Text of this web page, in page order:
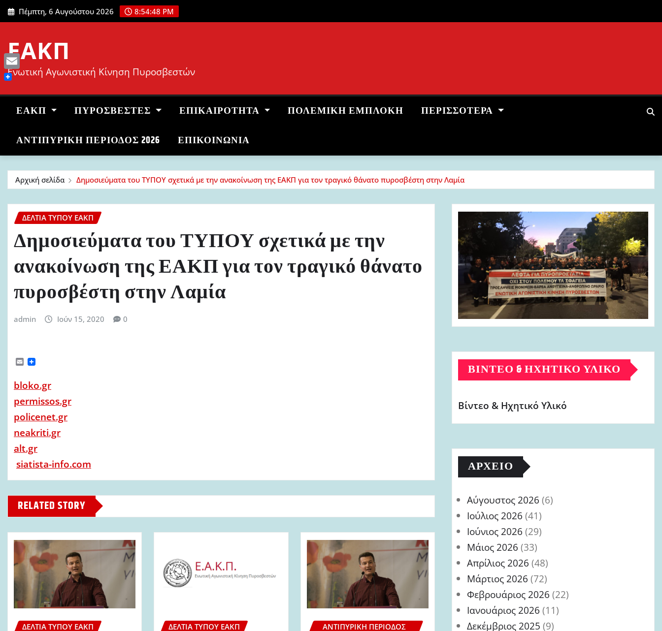
Μετάβαση
στο
Πέμπτη, 6 Αυγούστου 2026 8:54:49 PM
ΕΑΚΠ
Ενωτική Αγωνιστική Κίνηση Πυροσβεστών
ΕΑΚΠ ΠΥΡΟΣΒΈΣΤΕΣ ΕΠΙΚΑΙΡΌΤΗΤΑ ΠΟΛΕΜΙΚΉ ΕΜΠΛΟΚΉ ΠΕΡΙΣΣΌΤΕΡΑ
ΑΝΤΙΠΥΡΙΚΉ ΠΕΡΊΟΔΟΣ 2026 ΕΠΙΚΟΙΝΩΝΙΑ
Αρχική σελίδα Δημοσιεύματα του ΤΥΠΟΥ σχετικά με την ανακοίνωση της ΕΑΚΠ για τον τραγικό θάνατο πυροσβέστη στην Λαμία
ΔΕΛΤΊΑ ΤΎΠΟΥ ΕΑΚΠ
Δημοσιεύματα του ΤΥΠΟΥ σχετικά με την
ανακοίνωση της ΕΑΚΠ για τον τραγικό θάνατο
πυροσβέστη στην Λαμία
admin Ιούν 15, 2020 0
E
i
l
bloko.gr
permissos.gr
policenet.gr
neakriti.gr
alt.gr
siatista-info.com
RELATED STORY
ΔΕΛΤΊΑ ΤΎΠΟΥ ΕΑΚΠ
ΔΕΛΤΊΑ ΤΎΠΟΥ ΕΑΚΠ
ΑΝΤΙΠΥΡΙΚΉ ΠΕΡΊΟΔΟΣ
ΒΊΝΤΕΟ & ΗΧΗΤΙΚΌ ΥΛΙΚΌ
Βίντεο & Ηχητικό Υλικό
ΑΡΧΕΊΟ
Αύγουστος 2026 (6)
Ιούλιος 2026 (41)
Ιούνιος 2026 (29)
Μάιος 2026 (33)
Απρίλιος 2026 (48)
Μάρτιος 2026 (72)
Φεβρουάριος 2026 (22)
Ιανουάριος 2026 (11)
Δεκέμβριος 2025 (9)
Email